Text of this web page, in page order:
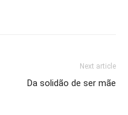
Next article
Da solidão de ser mãe